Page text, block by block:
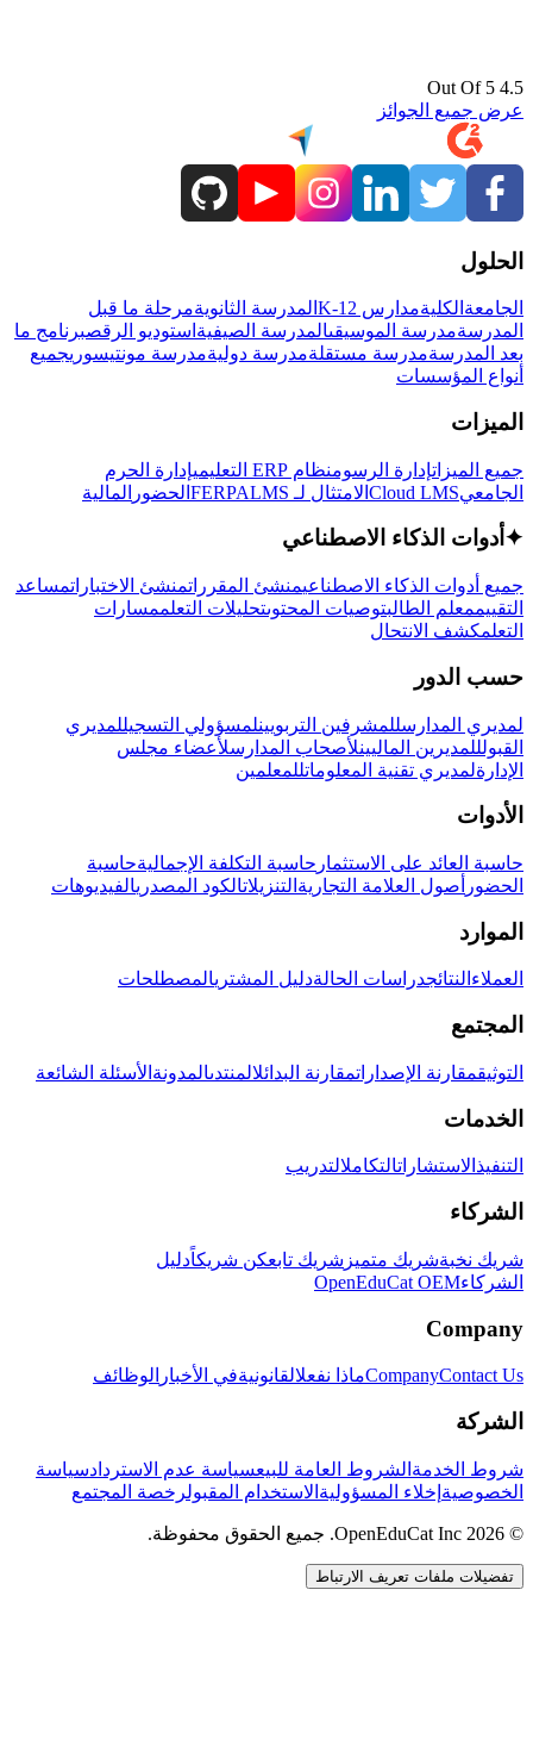
4.5 Out Of 5
عرض جميع الجوائز
الحلول
الجامعة الكليةمدارس K-12 المدرسة الثانويةمرحلة ما قبل
المدرسةمدرسة الموسيقىالمدرسة الصيفية استوديو الرقصبرنامج ما
بعد المدرسةمدرسة مستقلةمدرسة دوليةمدرسة مونتيسوريجميع
أنواع المؤسسات
الميزات
جميع الميزاتإدارة الرسومنظام ERP التعليمي
إدارة الحرم
الجامعيCloud LMS الامتثال لـ FERPA LMS الحضور المالية
✦ أدوات الذكاء الاصطناعي
جميع أدوات الذكاء الاصطناعيمنشئ المقرراتمنشئ الاختباراتمساعد
التقييممعلم الطالبتوصيات المحتوىتحليلات التعلممسارات
التعلمكشف الانتحال
حسب الدور
لمديري المدارسللمشرفين التربويينلمسؤولي التسجيللمديري
القبولللمديرين الماليينلأصحاب المدارسلأعضاء مجلس
الإدارةلمديري تقنية المعلوماتللمعلمين
الأدوات
حاسبة العائد على الاستثمار حاسبة التكلفة الإجماليةحاسبة
الحضور أصول العلامة التجارية التنزيلاتالكود المصدريالفيديوهات
الموارد
العملاء النتائجدراسات الحالةدليل المشتريالمصطلحات
المجتمع
التوثيقمقارنة الإصداراتمقارنة البدائلالمنتدىالمدونة الأسئلة الشائعة
الخدمات
التنفيذ الاستشاراتالتكاملالتدريب
الشركاء
شريك نخبةشريك متميز شريك تابعكن شريكاًدليل
الشركاءOpenEduCat OEM
Company
CompanyContact Us ماذا نفعلالقانونيةفي الأخبار الوظائف
الشركة
شروط الخدمة الشروط العامة للبيعسياسة عدم الاستردادسياسة
الخصوصية إخلاء المسؤولية الاستخدام المقبولرخصة المجتمع
© 2026 OpenEduCat Inc. جميع الحقوق محفوظة.
تفضيلات ملفات تعريف الارتباط